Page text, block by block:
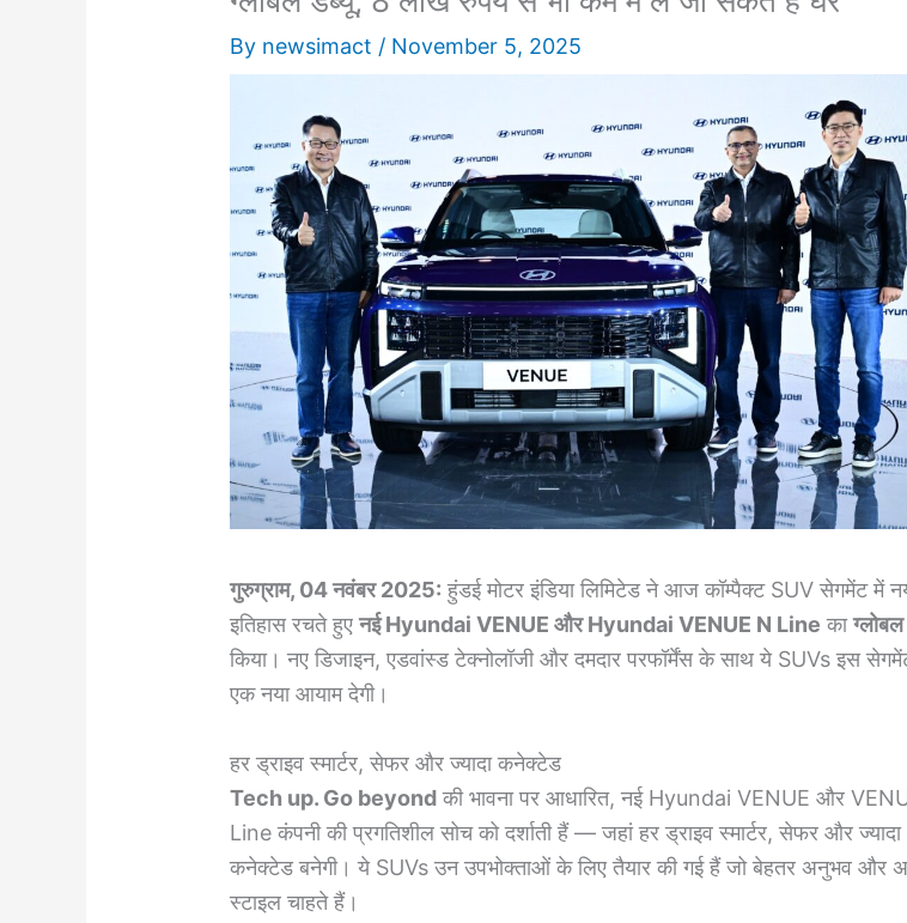
By newsimact / November 5, 2025
गुरुग्राम, 04 नवंबर 2025: हुंडई मोटर इंडिया लिमिटेड ने आज कॉम्पैक्ट SUV सेगमेंट में
इतिहास रचते हुएनई Hyundai VENUE और Hyundai VENUE N Line का
किया। नए डिजाइन, एडवांस्ड टेक्नोलॉजी और दमदार परफॉर्मेंस के साथ ये SUVs इस
एक नया आयाम देगी।
हर ड्राइव स्मार्टर, सेफर और ज्यादा कनेक्टेड
Tech up. Go beyondकी भावना पर आधारित, नई Hyundai VENUE और
Line कंपनी की प्रगतिशील सोच को दर्शाती हैं — जहां हर ड्राइव स्मार्टर, सेफर और ज्यादा
कनेक्टेड बनेगी। ये SUVs उन उपभोक्ताओं के लिए तैयार की गई हैं जो बेहतर अनुभव और
स्टाइल चाहते हैं।